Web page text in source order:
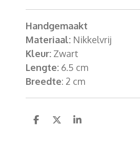
Handgemaakt
Materiaal: Nikkelvrij
Kleur: Zwart
Lengte: 6.5 cm
Breedte: 2 cm
D
D
S